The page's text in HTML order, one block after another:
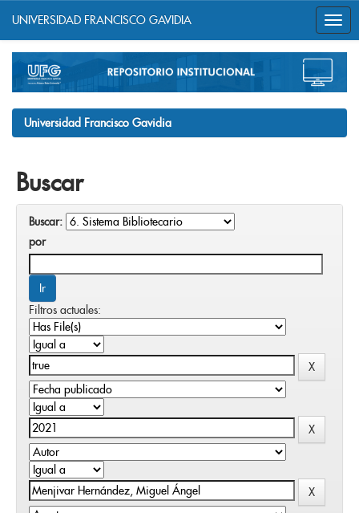
navigation
UNIVERSIDAD FRANCISCO GAVIDIA
Universidad Francisco Gavidia
Buscar
Buscar:
por
Filtros actuales: